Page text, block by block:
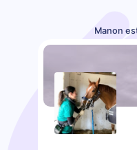
Manon